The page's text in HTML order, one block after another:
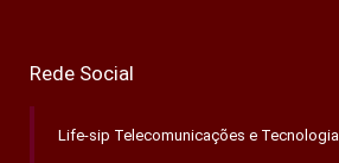
Rede Social
Life-sip Telecomunicações e Tecnologia